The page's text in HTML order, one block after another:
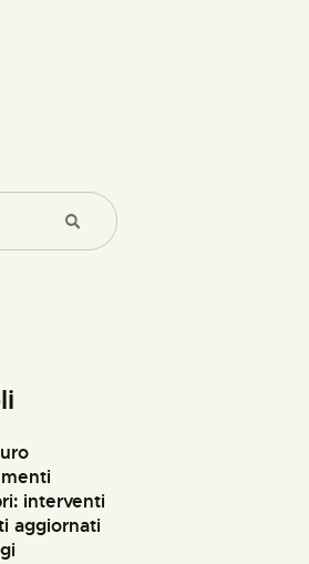
interventi
aggiornati